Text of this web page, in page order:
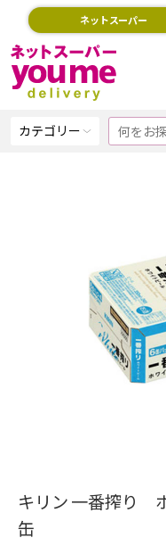
ネットスーパー
カテゴリー
キリン 一番搾り
缶